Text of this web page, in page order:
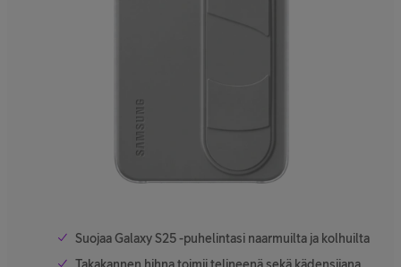
Suojaa Galaxy S25 -puhelintasi naarmuilta ja kolhuilta